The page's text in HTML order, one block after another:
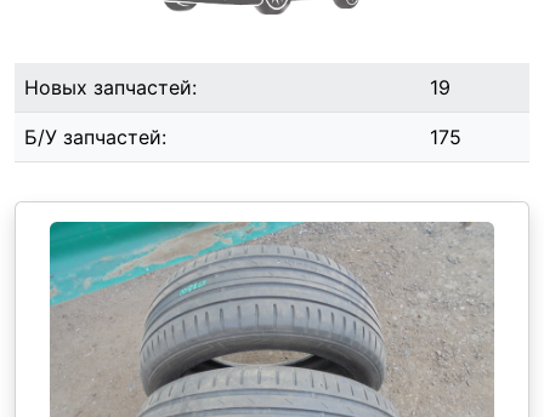
Новых запчастей: 19
Б/У запчастей: 175